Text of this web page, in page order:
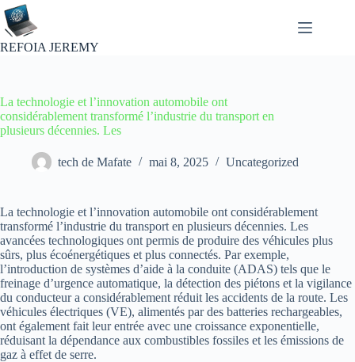
Passer
au
contenu
REFOIA JEREMY
La technologie et l’innovation automobile ont
considérablement transformé l’industrie du transport en
plusieurs décennies. Les
tech de Mafate mai 8, 2025 Uncategorized
La technologie et l’innovation automobile ont considérablement
transformé l’industrie du transport en plusieurs décennies. Les
avancées technologiques ont permis de produire des véhicules plus
sûrs, plus écoénergétiques et plus connectés. Par exemple,
l’introduction de systèmes d’aide à la conduite (ADAS) tels que le
freinage d’urgence automatique, la détection des piétons et la vigilance
du conducteur a considérablement réduit les accidents de la route. Les
véhicules électriques (VE), alimentés par des batteries rechargeables,
ont également fait leur entrée avec une croissance exponentielle,
réduisant la dépendance aux combustibles fossiles et les émissions de
gaz à effet de serre.